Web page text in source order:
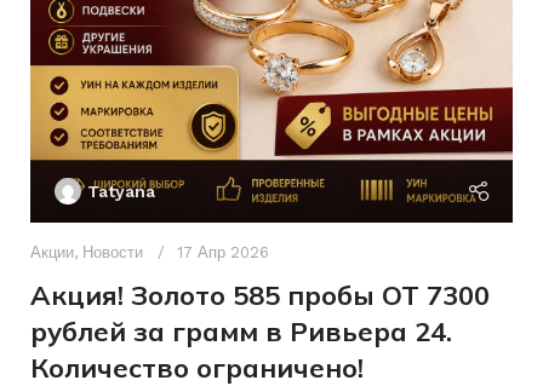
БРЕНД Без бренда
ВСТАВКА Фианит
ХАРАКТЕРИСТИКА
Женщинам
Tatyana
Акции, Новости 17 Апр 2026
Акция! Золото 585 пробы ОТ 7300
рублей за грамм в Ривьера 24.
Количество ограничено!